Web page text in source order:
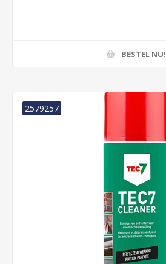
BESTEL NU!
2579257